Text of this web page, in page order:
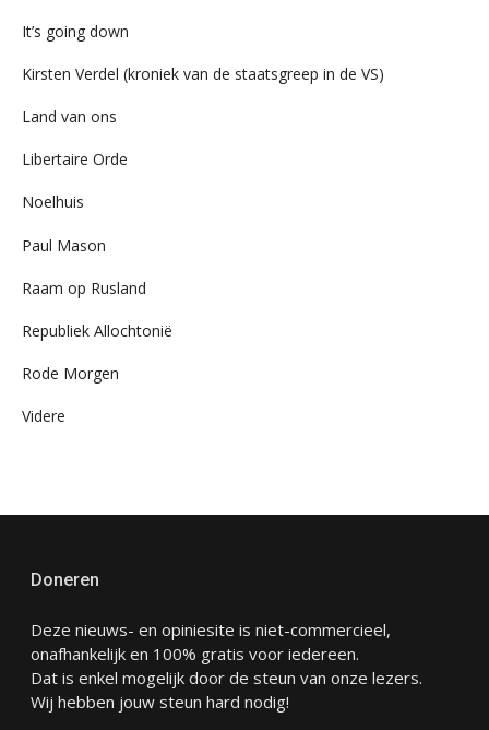
It’s going down
Kirsten Verdel (kroniek van de staatsgreep in de VS)
Land van ons
Libertaire Orde
Noelhuis
Paul Mason
Raam op Rusland
Republiek Allochtonië
Rode Morgen
Videre
Doneren
Deze nieuws- en opiniesite is niet-commercieel,
onafhankelijk en 100% gratis voor iedereen.
Dat is enkel mogelijk door de steun van onze lezers.
Wij hebben jouw steun hard nodig!